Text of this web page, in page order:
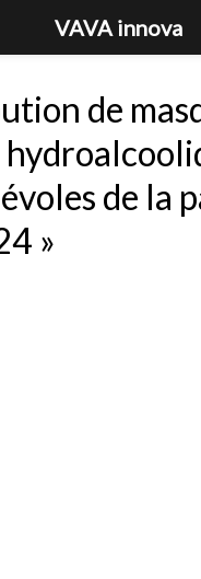
de
de la
»
VAVA innova